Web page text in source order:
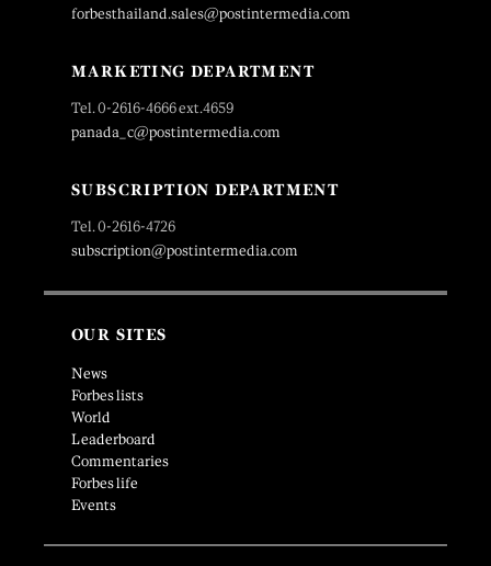
forbesthailand.sales@postintermedia.com
MARKETING DEPARTMENT
Tel. 0-2616-4666 ext.4659
panada_c@postintermedia.com
SUBSCRIPTION DEPARTMENT
Tel. 0-2616-4726
subscription@postintermedia.com
OUR SITES
News
Forbes lists
World
Leaderboard
Commentaries
Forbes life
Events